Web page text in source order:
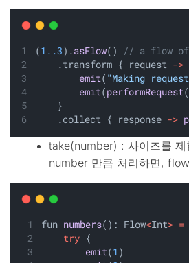
(1..3).asFlow() // a flow of
    .transform { request
->
emit( "Making
emit(performRequest
    }
    .collect { response
->
take(number) : 사이즈를 제
number 만큼 처리하면,
fun numbers(): Flow<Int> =
try
emit(1 )